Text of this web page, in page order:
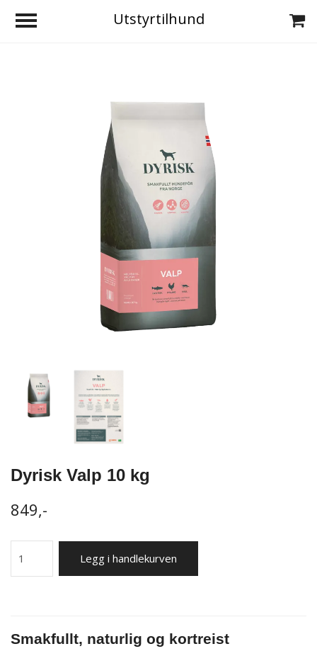
Dyrisk Valp 10 kg
849,-
Legg i handlekurven
Smakfullt, naturlig og kortreist
Utstyrtilhund